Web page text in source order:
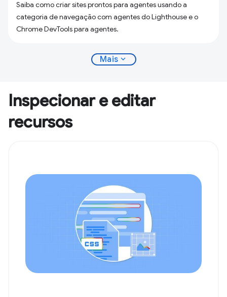
Saiba como criar sites prontos para agentes usando a
categoria de navegação com agentes do Lighthouse e o
Chrome DevTools para agentes.
Mais expand_more
Inspecionar e editar
recursos